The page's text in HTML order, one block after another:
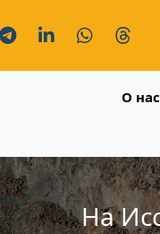
О нас
На